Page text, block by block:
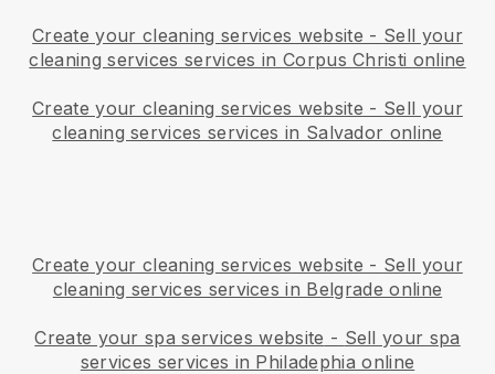
Create your cleaning services website - Sell your
cleaning services services in Corpus Christi online
Create your cleaning services website - Sell your
cleaning services services in Salvador online
Create your cleaning services website - Sell your
cleaning services services in Belgrade online
Create your spa services website - Sell your spa
services services in Philadephia online